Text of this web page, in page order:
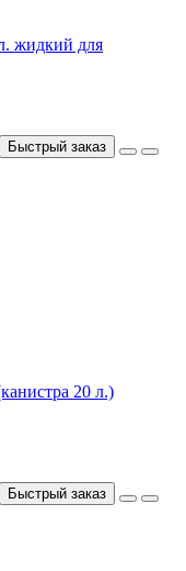
жидкий для
Быстрый заказ
20 л.)
Быстрый заказ